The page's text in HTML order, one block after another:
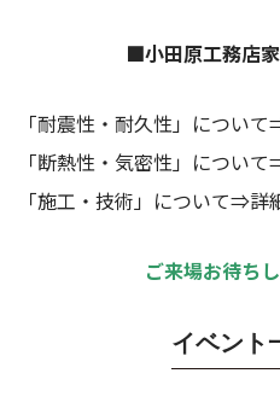
■小田原工務店
「耐震性・耐久性」につい
「断熱性・気密性」につい
「施工・技術」について⇒詳
ご来場お待ち
イベント